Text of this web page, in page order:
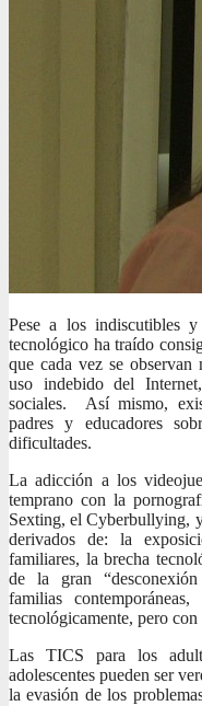
Pese a los indiscutibles
tecnológico ha traído
que cada vez se observan
uso indebido del
sociales. Así mismo,
padres y educadores
dificultades.
La adicción a los
temprano con la
Sexting, el Cyberbullying,
derivados de: la
familiares, la brecha
de la gran
familias
tecnológicamente, pero
Las TICS para los
adolescentes pueden ser
la evasión de los